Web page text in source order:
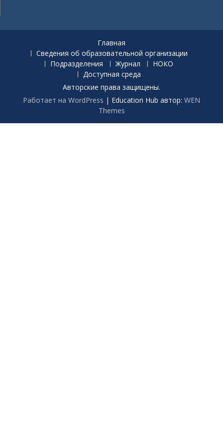
Главная
Сведения об образовательной организации
Подразделения
Журнал
НОКО
Доступная среда
Авторские права защищены.
Работает на WordPress | Education Hub автор: WEN
Themes